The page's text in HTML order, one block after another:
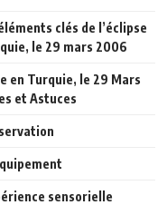
clés de l’éclipse
le 29 mars 2006
en Turquie, le 29 Mars
et Astuces
sensorielle